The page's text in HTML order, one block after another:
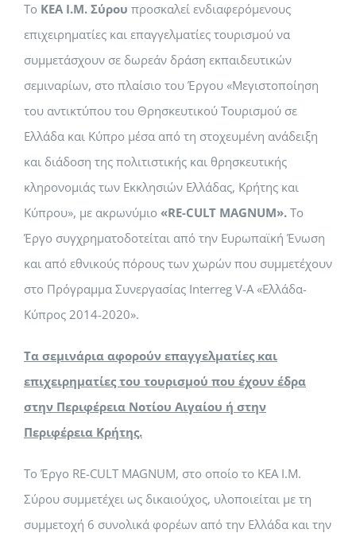
Το ΚΕΑ Ι.Μ. Σύρου προσκαλεί ενδιαφερόμενους
επιχειρηματίες και επαγγελματίες τουρισμού να
συμμετάσχουν σε δωρεάν δράση εκπαιδευτικών
σεμιναρίων, στο πλαίσιο του Έργου «Μεγιστοποίηση
του αντικτύπου του Θρησκευτικού Τουρισμού σε
Ελλάδα και Κύπρο μέσα από τη στοχευμένη ανάδειξη
και διάδοση της πολιτιστικής και θρησκευτικής
κληρονομιάς των Εκκλησιών Ελλάδας, Κρήτης και
Κύπρου», με ακρωνύμιο «RE-CULT MAGNUM».Το
Έργο συγχρηματοδοτείται από την Ευρωπαϊκή Ένωση
και από εθνικούς πόρους των χωρών που συμμετέχουν
στο Πρόγραμμα Συνεργασίας Interreg V-Α «Ελλάδα-
Κύπρος 2014-2020».
Τα σεμινάρια αφορούν επαγγελματίες και
επιχειρηματίες του τουρισμού που έχουν έδρα
στην Περιφέρεια Νοτίου Αιγαίου ή στην
Περιφέρεια Κρήτης.
Το Έργο RE-CULT MAGNUM, στο οποίο το ΚΕΑ Ι.Μ.
Σύρου συμμετέχει ως δικαιούχος, υλοποιείται με τη
συμμετοχή 6 συνολικά φορέων από την Ελλάδα και την